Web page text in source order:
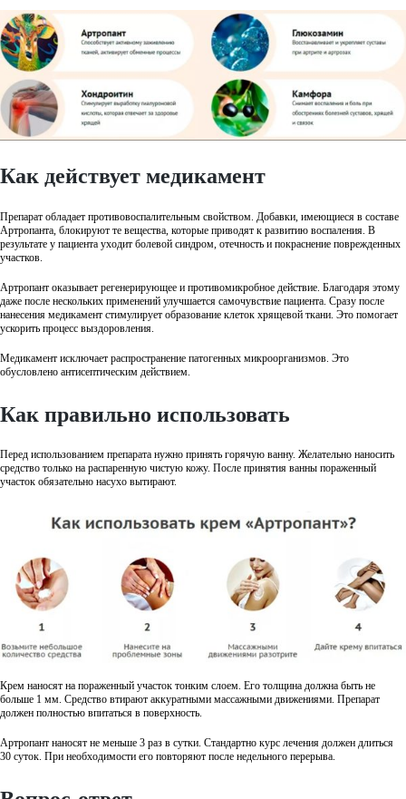
Как действует медикамент
Препарат обладает противовоспалительным свойством. Добавки, имеющиеся в составе
Артропанта, блокируют те вещества, которые приводят к развитию воспаления. В
результате у пациента уходит болевой синдром, отечность и покраснение поврежденных
участков.
Артропант оказывает регенерирующее и противомикробное действие. Благодаря этому
даже после нескольких применений улучшается самочувствие пациента. Сразу после
нанесения медикамент стимулирует образование клеток хрящевой ткани. Это помогает
ускорить процесс выздоровления.
Медикамент исключает распространение патогенных микроорганизмов. Это
обусловлено антисептическим действием.
Как правильно использовать
Перед использованием препарата нужно принять горячую ванну. Желательно наносить
средство только на распаренную чистую кожу. После принятия ванны пораженный
участок обязательно насухо вытирают.
Крем наносят на пораженный участок тонким слоем. Его толщина должна быть не
больше 1 мм. Средство втирают аккуратными массажными движениями. Препарат
должен полностью впитаться в поверхность.
Артропант наносят не меньше 3 раз в сутки. Стандартно курс лечения должен длиться
30 суток. При необходимости его повторяют после недельного перерыва.